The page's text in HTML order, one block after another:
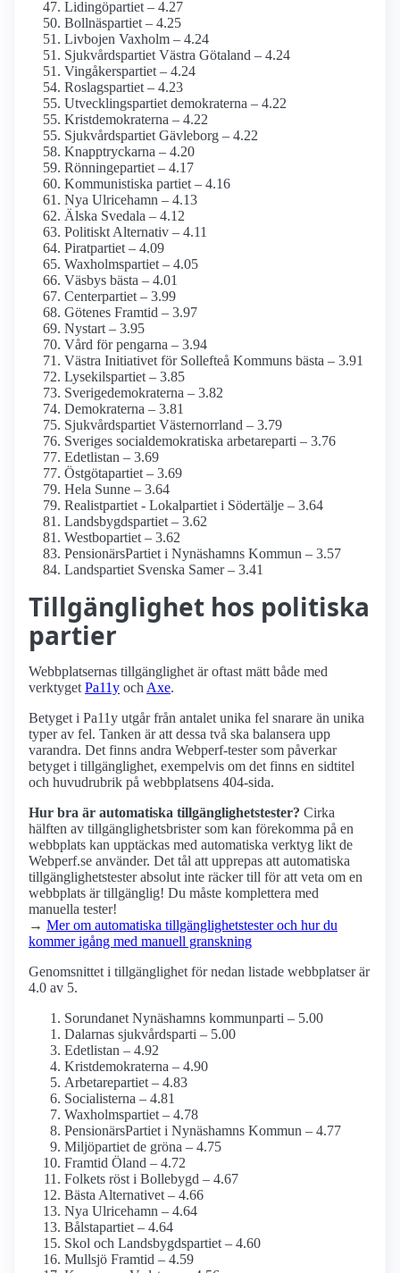
Lidingöpartiet – 4.27
Bollnäspartiet – 4.25
Livbojen Vaxholm – 4.24
Sjukvårdspartiet Västra Götaland – 4.24
Vingåkerspartiet – 4.24
Roslagspartiet – 4.23
Utvecklingspartiet demokraterna – 4.22
Kristdemokraterna – 4.22
Sjukvårds­partiet Gävleborg – 4.22
Knapptryckarna – 4.20
Rönningepartiet – 4.17
Kommunistiska partiet – 4.16
Nya Ulricehamn – 4.13
Älska Svedala – 4.12
Politiskt Alternativ – 4.11
Piratpartiet – 4.09
Waxholmspartiet – 4.05
Väsbys bästa – 4.01
Centerpartiet – 3.99
Götenes Framtid – 3.97
Nystart – 3.95
Vård för pengarna – 3.94
Västra Initiativet för Sollefteå Kommuns bästa – 3.91
Lysekilspartiet – 3.85
Sverige­demokraterna – 3.82
Demokraterna – 3.81
Sjukvårdspartiet Västernorrland – 3.79
Sveriges social­demokratiska arbetareparti – 3.76
Edetlistan – 3.69
Östgötapartiet – 3.69
Hela Sunne – 3.64
Realistpartiet - Lokalpartiet i Södertälje – 3.64
Landsbygdspartiet – 3.62
Westbopartiet – 3.62
PensionärsPartiet i Nynäshamns Kommun – 3.57
Landspartiet Svenska Samer – 3.41
Tillgänglighet hos politiska
partier
Webbplatsernas tillgänglighet är oftast mätt både med
verktyget Pa11y och Axe.
Betyget i Pa11y utgår från antalet unika fel snarare än unika
typer av fel. Tanken är att dessa två ska balansera upp
varandra. Det finns andra Webperf-tester som påverkar
betyget i tillgänglighet, exempelvis om det finns en sidtitel
och huvudrubrik på webbplatsens 404-sida.
Hur bra är automatiska tillgänglighets­tester? Cirka
hälften av tillgänglighets­brister som kan förekomma på en
webbplats kan upptäckas med automatiska verktyg likt de
Webperf.se använder. Det tål att upprepas att automatiska
tillgänglighets­tester absolut inte räcker till för att veta om en
webbplats är tillgänglig! Du måste komplettera med
manuella tester!
→ Mer om automatiska tillgänglighets­tester och hur du
kommer igång med manuell granskning
Genomsnittet i tillgänglighet för nedan listade webbplatser är
4.0 av 5.
Sorundanet Nynäshamns kommunparti – 5.00
Dalarnas sjukvårdsparti – 5.00
Edetlistan – 4.92
Kristdemokraterna – 4.90
Arbetarepartiet – 4.83
Socialisterna – 4.81
Waxholmspartiet – 4.78
PensionärsPartiet i Nynäshamns Kommun – 4.77
Miljöpartiet de gröna – 4.75
Framtid Öland – 4.72
Folkets röst i Bollebygd – 4.67
Bästa Alternativet – 4.66
Nya Ulricehamn – 4.64
Bålstapartiet – 4.64
Skol och Landsbygdspartiet – 4.60
Mullsjö Framtid – 4.59